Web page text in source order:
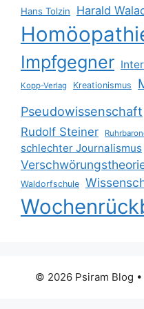
Hans Tolzin Harald
Impfgegner
Kopp-Verlag Kreationismus
Pseudowissenschaft
Rudolf Steiner
schlechter Journalismus
Waldorfschule
© 2026 Psiram Blog